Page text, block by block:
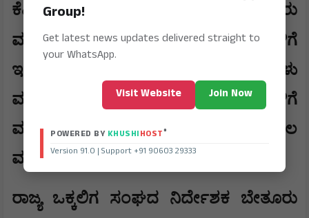
​​ಕೆಪಿಸಿಸಿ ಉಪಾಧ್ಯಕ್ಷ ಮುರಳಿಧರ ಹಾಲಪ್ಪ ಅವರು
ಮಾತನಾಡಿ,ಮುಂದಿನ ದಿನಗಳಲ್ಲಿ ವಿದ್ಯಾರ್ಥಿಗಳಿಗೆ
ಇಂತಹ ಪ್ರತಿಭಾ ಪುರಸ್ಕಾರ ಕಾರ್ಯಕ್ರಮಗಳು
ಮತ್ತಷ್ಟು ಪ್ರೇರಣೆ ನೀಡುತ್ತವೆ. ಸಮಾಜದ ಮಕ್ಕಳಿಗೆ
ಮತ್ತು ವಿದ್ಯಾರ್ಥಿಗಳಿಗೆ ಅನುಕೂಲ
ಮಾಡಿಕೊಡುವುದು ನಮ್ಮೆಲ್ಲರ ಕರ್ತವ್ಯ ಎಂದರು.
​ರಾಜ್ಯ ಒಕ್ಕಲಿಗ ಸಂಘದ ನಿರ್ದೇಶಕ ಬೇತೂರು
Group!
Get latest news updates delivered straight to
your WhatsApp.
Visit Website Join Now
POWERED BY KHUSHIHOST®
Version 91.0 | Support +91 90603 29333